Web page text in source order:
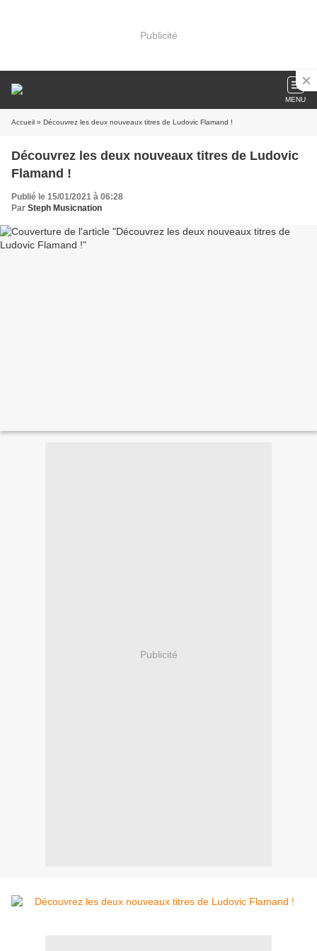
Publicité
MENU
Accueil » Découvrez les deux nouveaux titres de Ludovic Flamand !
Découvrez les deux nouveaux titres de Ludovic
Flamand !
Publié le 15/01/2021 à 06:28
Par Steph Musicnation
Publicité